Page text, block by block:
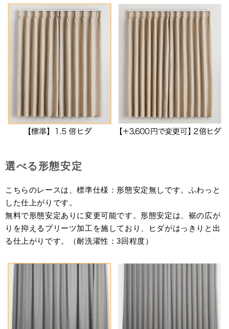
選べる形態安定
こちらのレースは、標準仕様：形態安定無しです。ふわっと
した仕上がりです。
無料で形態安定ありに変更可能です。形態安定は、裾の広が
りを抑えるプリーツ加工を施しており、ヒダがはっきりと出
る仕上がりです。（耐洗濯性：3回程度）